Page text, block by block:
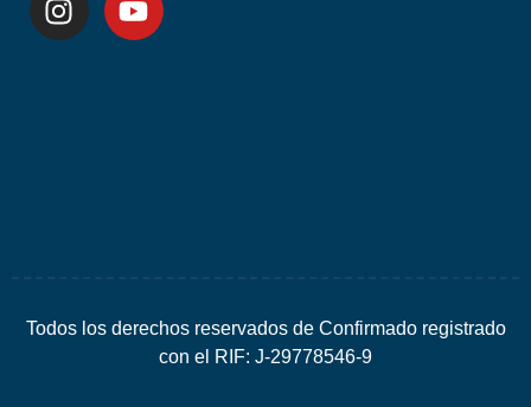
Todos los derechos reservados de Confirmado registrado
con el RIF: J-29778546-9